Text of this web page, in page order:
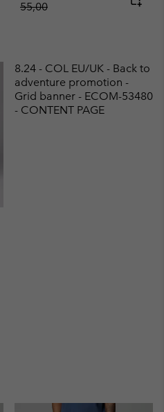
55,00
8.24 - COL EU/UK - Back to
adventure promotion -
Grid banner - ECOM-53480
- CONTENT PAGE